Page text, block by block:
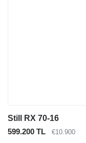
Still RX 70-16
599.200 TL
€10.900